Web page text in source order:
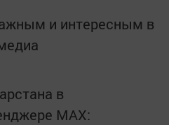
и интересным в
в
MАХ: